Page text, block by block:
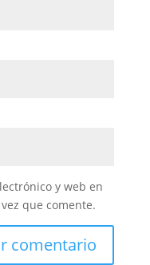
y web en
que comente.